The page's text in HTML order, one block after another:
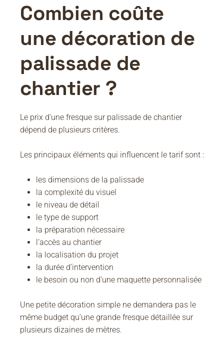
Combien coûte
une décoration de
palissade de
chantier ?
Le prix d’une fresque sur palissade de chantier
dépend de plusieurs critères.
Les principaux éléments qui influencent le tarif sont :
les dimensions de la palissade
la complexité du visuel
le niveau de détail
le type de support
la préparation nécessaire
l’accès au chantier
la localisation du projet
la durée d’intervention
le besoin ou non d’une maquette personnalisée
Une petite décoration simple ne demandera pas le
même budget qu’une grande fresque détaillée sur
plusieurs dizaines de mètres.